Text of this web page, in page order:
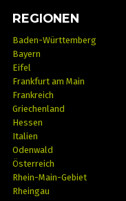
REGIONEN
Baden-Württemberg
Bayern
Eifel
Frankfurt am Main
Frankreich
Griechenland
Hessen
Italien
Odenwald
Österreich
Rhein-Main-Gebiet
Rheingau